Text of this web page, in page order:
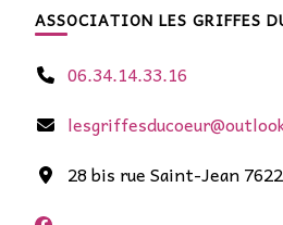
ASSOCIATION LES GRIFFES
06.34.14.33.16
28 bis rue Saint-Jean